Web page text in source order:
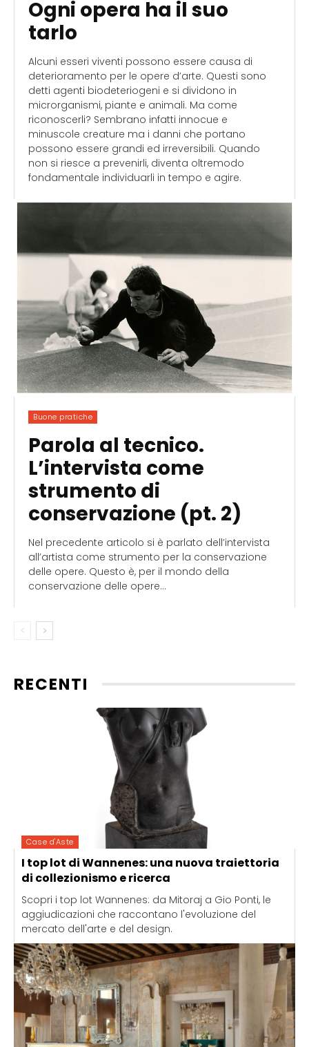
Ogni opera ha il suo
tarlo
Alcuni esseri viventi possono essere causa di
deterioramento per le opere d’arte. Questi sono
detti agenti biodeteriogeni e si dividono in
microrganismi, piante e animali. Ma come
riconoscerli? Sembrano infatti innocue e
minuscole creature ma i danni che portano
possono essere grandi ed irreversibili. Quando
non si riesce a prevenirli, diventa oltremodo
fondamentale individuarli in tempo e agire.
Buone pratiche
Parola al tecnico.
L’intervista come
strumento di
conservazione (pt. 2)
Nel precedente articolo si è parlato dell’intervista
all’artista come strumento per la conservazione
delle opere. Questo è, per il mondo della
conservazione delle opere...
RECENTI
Case d'Aste
I top lot di Wannenes: una nuova traiettoria
di collezionismo e ricerca
Scopri i top lot Wannenes: da Mitoraj a Gio Ponti, le
aggiudicazioni che raccontano l'evoluzione del
mercato dell'arte e del design.